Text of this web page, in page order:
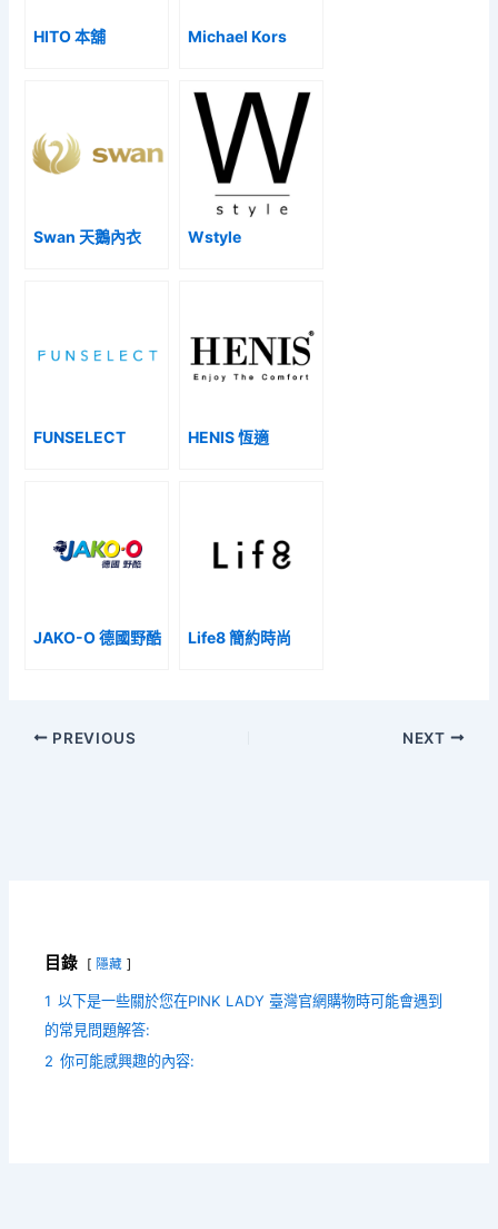
HITO 本舖 Michael Kors
Swan 天鵝內衣 Wstyle
FUNSELECT HENIS 恆適
JAKO-O 德國野酷 Life8 簡約時尚
PREVIOUS NEXT
目錄 隱藏
1 以下是一些關於您在PINK LADY 臺灣官網購物時可能會遇到
的常見問題解答:
2 你可能感興趣的內容: